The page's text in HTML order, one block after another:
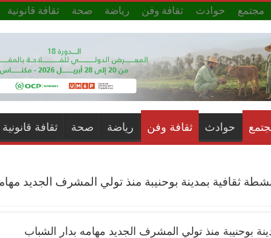
مجتمع حوادث ثقافة وفن رياضة صحة ثقافة قانونية
حوادث ثقافة وفن رياضة صحة ثقافة قانونية
ثقافية بمدينة بوحنيبة منذ تولي المشرف الجديد
بوحنيبة منذ تولي المشرف الجديد مهامه بدار الشباب